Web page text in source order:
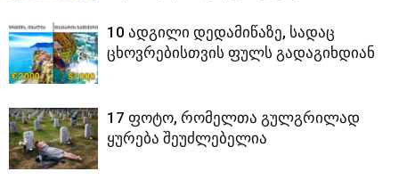
10 ადგილი დედამიწაზე, სადაც
ცხოვრებისთვის ფულს გადაგიხდიან
17 ფოტო, რომელთა გულგრილად
ყურება შეუძლებელია